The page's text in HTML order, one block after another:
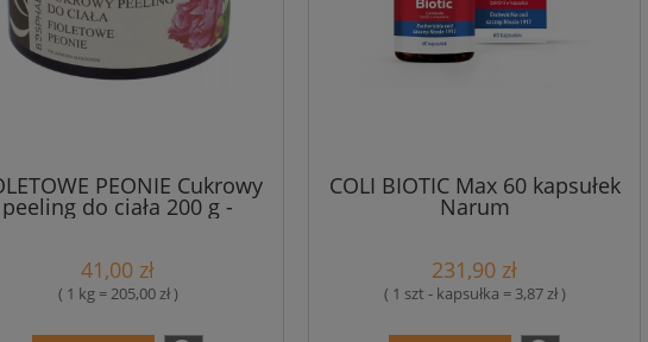
PEONIE Cukrowy
peeling do ciała 200 g -
Bosphaera
41,00 zł
( 1 kg = 205,00 zł )
COLI BIOTIC Max 60 kapsułek
Narum
231,90 zł
( 1 szt - kapsułka = 3,87 zł )